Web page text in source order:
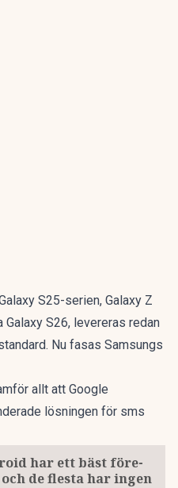
S25-serien, Galaxy Z
Galaxy S26, levereras redan
Nu fasas Samsungs
allt att Google
lösningen för sms
har ett bäst före-
de flesta har ingen